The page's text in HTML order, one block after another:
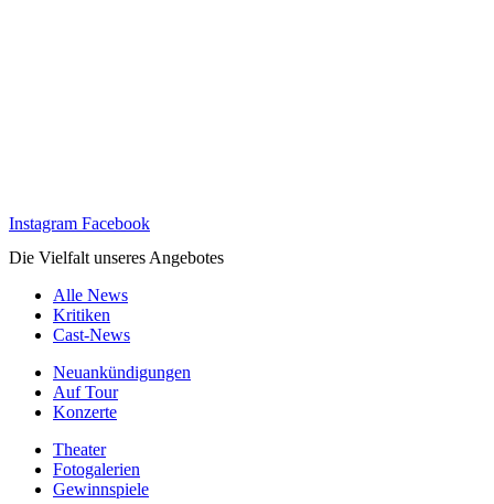
Instagram Facebook
Die Vielfalt unseres Angebotes
Alle News
Kritiken
Cast-News
Neuankündigungen
Auf Tour
Konzerte
Theater
Fotogalerien
Gewinnspiele